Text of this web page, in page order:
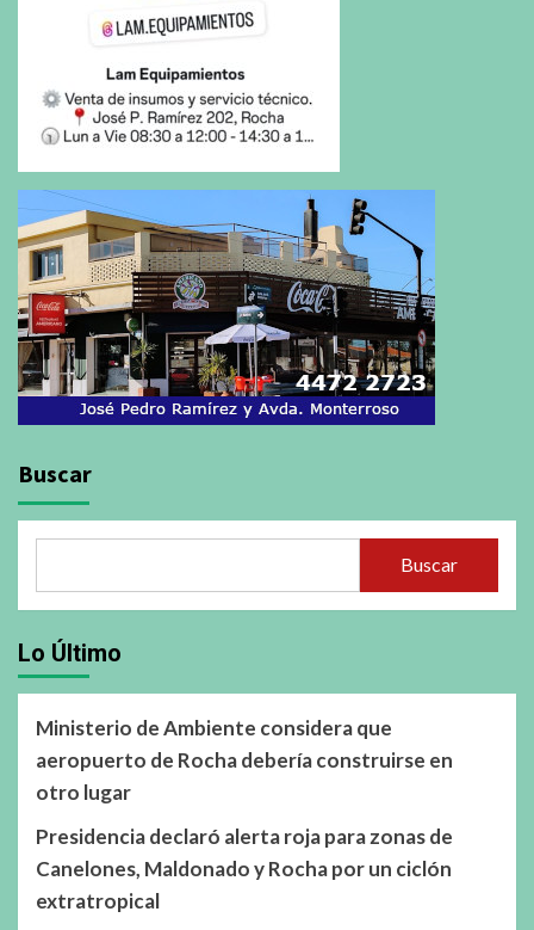
Buscar
Buscar
Lo Último
Ministerio de Ambiente considera que
aeropuerto de Rocha debería construirse en
otro lugar
Presidencia declaró alerta roja para zonas de
Canelones, Maldonado y Rocha por un ciclón
extratropical